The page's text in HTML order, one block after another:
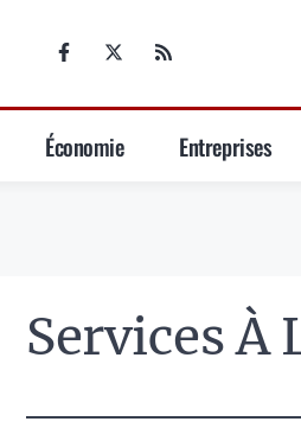
Économie Entreprises
Services À